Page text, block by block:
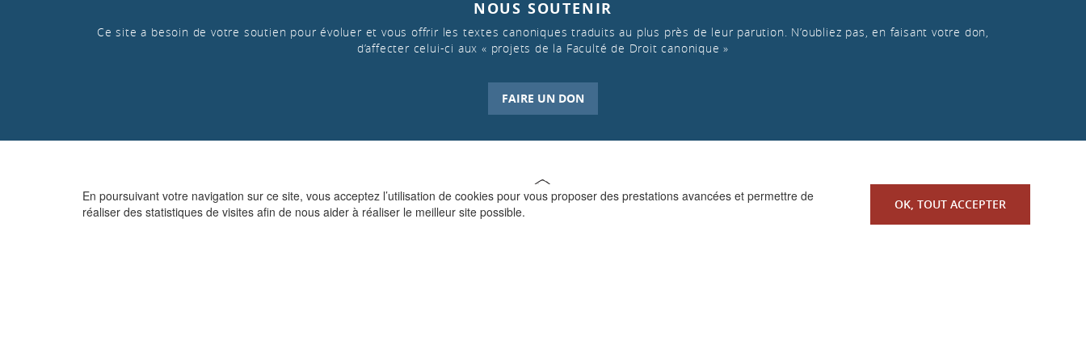
En poursuivant votre navigation sur ce site, vous acceptez l’utilisation de cookies pour vous proposer des prestations avancées et permettre de
réaliser des statistiques de visites afin de nous aider à réaliser le meilleur site possible.
OK, TOUT ACCEPTER
NOUS SOUTENIR
Ce site a besoin de votre soutien pour évoluer et vous offrir les textes canoniques traduits au plus près de leur parution. N’oubliez pas, en faisant votre don,
d’affecter celui-ci aux « projets de la Faculté de Droit canonique »
FAIRE UN DON